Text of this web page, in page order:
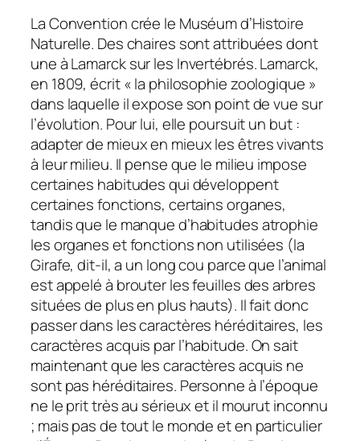
La Convention crée le Muséum d’Histoire
Naturelle. Des chaires sont attribuées dont
une à Lamarck sur les Invertébrés. Lamarck,
en 1809, écrit « la philosophie zoologique »
dans laquelle il expose son point de vue sur
l’évolution. Pour lui, elle poursuit un but :
adapter de mieux en mieux les êtres vivants
à leur milieu. Il pense que le milieu impose
certaines habitudes qui développent
certaines fonctions, certains organes,
tandis que le manque d’habitudes atrophie
les organes et fonctions non utilisées (la
Girafe, dit-il, a un long cou parce que l’animal
est appelé à brouter les feuilles des arbres
situées de plus en plus hauts). Il fait donc
passer dans les caractères héréditaires, les
caractères acquis par l’habitude. On sait
maintenant que les caractères acquis ne
sont pas héréditaires. Personne à l’époque
ne le prit très au sérieux et il mourut inconnu
; mais pas de tout le monde et en particulier